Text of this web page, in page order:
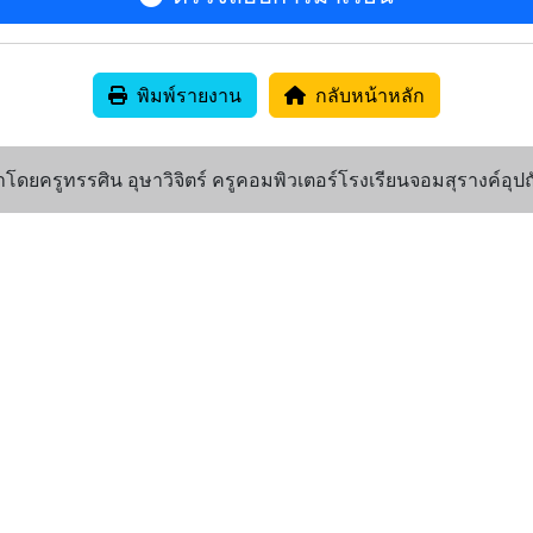
พิมพ์รายงาน กลับหน้าหลัก
ดยครูทรรศิน อุษาวิจิตร์ ครูคอมพิวเตอร์โรงเรียนจอมสุรางค์อุป